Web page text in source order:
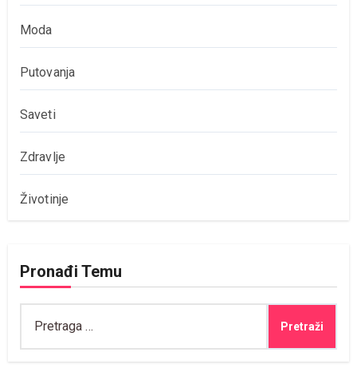
Moda
Putovanja
Saveti
Zdravlje
Životinje
Pronađi Temu